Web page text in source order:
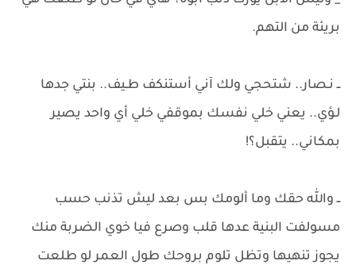
بريئة من التهم.
ــ نـصار.. شتحجي ولك آني أستنكف طـيف.. بنتي جدها
لـؤي.. يعني خلي نفسك بموقفي خلي أي واحد يصير
بمكاني.. يتقبل؟!
ــ والله حقك وما ألومك بس بعد ليش تذنب حسب
مسولفت البنية عدها قلب وصرع فيا خوي الضربة منك
يجوز تنهيها وتظل تلوم بروحك طول العمر لو طلعت